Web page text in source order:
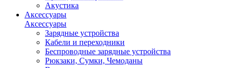
Акустика
Аксессуары
Аксессуары
Зарядные устройства
Кабели и переходники
Беспроводные зарядные устройства
Рюкзаки, Сумки, Чемоданы